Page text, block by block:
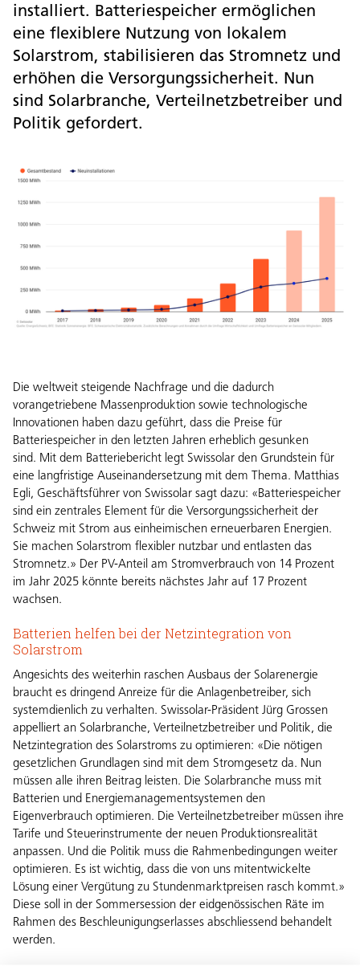
installiert. Batteriespeicher ermöglichen
eine flexiblere Nutzung von lokalem
Solarstrom, stabilisieren das Stromnetz und
erhöhen die Versorgungssicherheit. Nun
sind Solarbranche, Verteilnetzbetreiber und
Politik gefordert.
Die weltweit steigende Nachfrage und die dadurch
vorangetriebene Massenproduktion sowie technologische
Innovationen haben dazu geführt, dass die Preise für
Batteriespeicher in den letzten Jahren erheblich gesunken
sind. Mit dem Batteriebericht legt Swissolar den Grundstein für
eine langfristige Auseinandersetzung mit dem Thema. Matthias
Egli, Geschäftsführer von Swissolar sagt dazu: «Batteriespeicher
sind ein zentrales Element für die Versorgungssicherheit der
Schweiz mit Strom aus einheimischen erneuerbaren Energien.
Sie machen Solarstrom flexibler nutzbar und entlasten das
Stromnetz.» Der PV-Anteil am Stromverbrauch von 14 Prozent
im Jahr 2025 könnte bereits nächstes Jahr auf 17 Prozent
wachsen.
Batterien helfen bei der Netzintegration von
Solarstrom
Angesichts des weiterhin raschen Ausbaus der Solarenergie
braucht es dringend Anreize für die Anlagenbetreiber, sich
systemdienlich zu verhalten. Swissolar-Präsident Jürg Grossen
appelliert an Solarbranche, Verteilnetzbetreiber und Politik, die
Netzintegration des Solarstroms zu optimieren: «Die nötigen
gesetzlichen Grundlagen sind mit dem Stromgesetz da. Nun
müssen alle ihren Beitrag leisten. Die Solarbranche muss mit
Batterien und Energiemanagementsystemen den
Eigenverbrauch optimieren. Die Verteilnetzbetreiber müssen ihre
Tarife und Steuerinstrumente der neuen Produktionsrealität
anpassen. Und die Politik muss die Rahmenbedingungen weiter
optimieren. Es ist wichtig, dass die von uns mitentwickelte
Lösung einer Vergütung zu Stundenmarktpreisen rasch kommt.»
Diese soll in der Sommersession der eidgenössischen Räte im
Rahmen des Beschleunigungserlasses abschliessend behandelt
werden.